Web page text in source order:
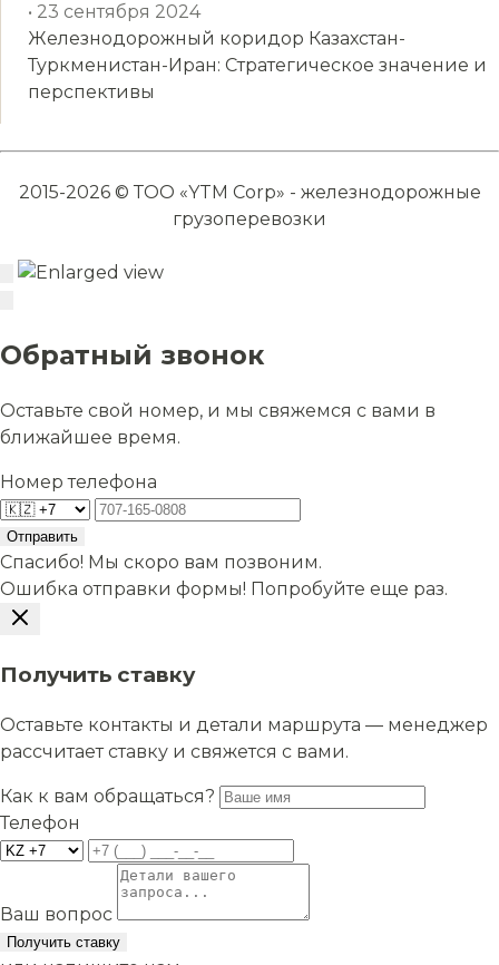
• 23 сентября 2024
Железнодорожный коридор Казахстан-
Туркменистан-Иран: Стратегическое значение и
перспективы
2015-2026 © ТОО «YTM Corp» - железнодорожные
грузоперевозки
Обратный звонок
Оставьте свой номер, и мы свяжемся с вами в
ближайшее время.
Номер телефона
Отправить
Спасибо! Мы скоро вам позвоним.
Ошибка отправки формы! Попробуйте еще раз.
Получить ставку
Оставьте контакты и детали маршрута — менеджер
рассчитает ставку и свяжется с вами.
Как к вам обращаться?
Телефон
Ваш вопрос
Получить ставку